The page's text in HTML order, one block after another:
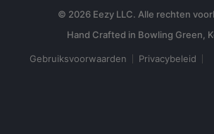
© 2026 Eezy LLC. Alle rechten
Gebruiksvoorwaarden Privacybeleid